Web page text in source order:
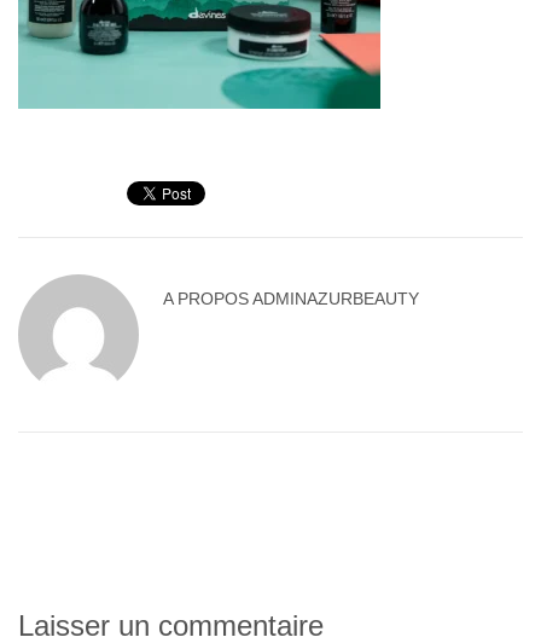
A PROPOSADMINAZURBEAUTY
Laisser un commentaire